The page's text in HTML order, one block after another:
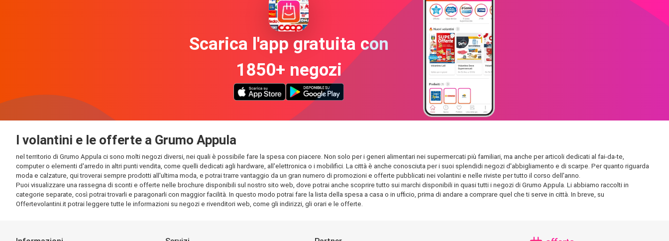
Scarica l'app gratuita con
1850+ negozi
I volantini e le offerte a Grumo Appula
nel territorio di Grumo Appula ci sono molti negozi diversi, nei quali è possibile fare la spesa con piacere. Non solo per i generi alimentari nei supermercati più familiari, ma anche per articoli dedicati al fai-da-te,
computer o elementi d'arredo in altri punti vendita, come quelli dedicati agli hardware, all'elettronica o i mobilifici. La città è anche conosciuta per i suoi splendidi negozi d'abbigliamento e di scarpe. Per quanto riguarda
moda e calzature, qui troverai sempre prodotti all'ultima moda, e potrai trarre vantaggio da un gran numero di promozioni e offerte pubblicati nei volantini e nelle riviste per tutto il corso dell'anno.
Puoi visualizzare una rassegna di sconti e offerte nelle brochure disponibili sul nostro sito web, dove potrai anche scoprire tutto sui marchi disponibili in quasi tutti i negozi di Grumo Appula. Li abbiamo raccolti in
categorie separate, così potrai trovarli e paragonarli con maggior facilità. In questo modo potrai fare la lista della spesa a casa o in ufficio, prima di andare a comprare quel che ti serve in città. In breve, su
Offertevolantini.it potrai leggere tutte le informazioni su negozi e rivenditori web, come gli indirizzi, gli orari e le offerte.